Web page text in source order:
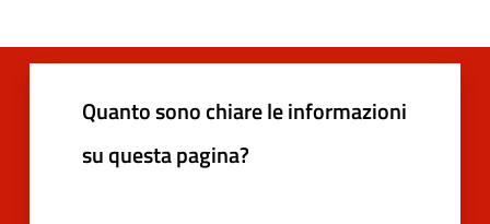
Quanto sono chiare le informazioni
su questa pagina?